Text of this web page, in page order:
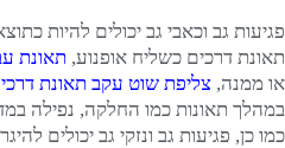
פגיעות גב וכאבי גב יכולים להיות
תאונת דרכים כשליח אופנוע, תאונת
או ממנה, צליפת שוט עקב תאונת
במהלך תאונות כמו החלקה, נפילה
כמו כן, פגיעות גב ונזקי גב יכולים